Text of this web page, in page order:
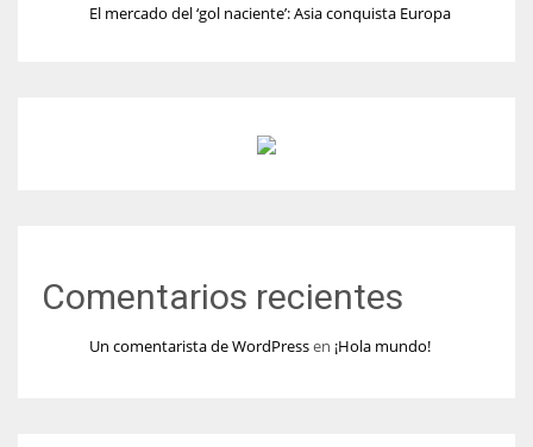
El mercado del ‘gol naciente’: Asia conquista Europa
Comentarios recientes
Un comentarista de WordPressen ¡Hola mundo!